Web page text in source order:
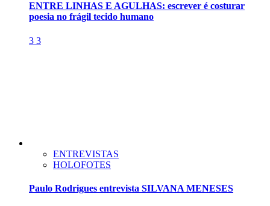
ENTRE LINHAS E AGULHAS: escrever é costurar
poesia no frágil tecido humano
3 3
ENTREVISTAS
HOLOFOTES
Paulo Rodrigues entrevista SILVANA MENESES